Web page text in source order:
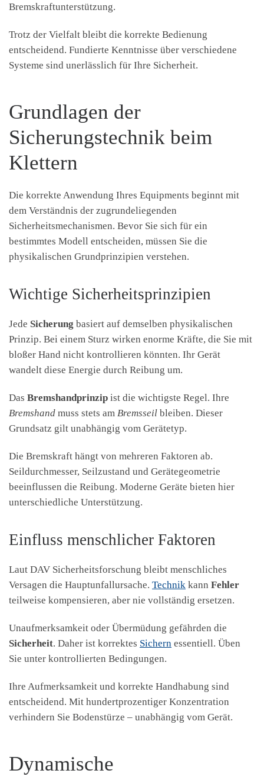
Bremskraftunterstützung.
Trotz der Vielfalt bleibt die korrekte Bedienung
entscheidend. Fundierte Kenntnisse über verschiedene
Systeme sind unerlässlich für Ihre Sicherheit.
Grundlagen der
Sicherungstechnik beim
Klettern
Die korrekte Anwendung Ihres Equipments beginnt mit
dem Verständnis der zugrundeliegenden
Sicherheitsmechanismen. Bevor Sie sich für ein
bestimmtes Modell entscheiden, müssen Sie die
physikalischen Grundprinzipien verstehen.
Wichtige Sicherheitsprinzipien
Jede Sicherung basiert auf demselben physikalischen
Prinzip. Bei einem Sturz wirken enorme Kräfte, die Sie mit
bloßer Hand nicht kontrollieren könnten. Ihr Gerät
wandelt diese Energie durch Reibung um.
Das Bremshandprinzip ist die wichtigste Regel. Ihre
Bremshand muss stets am Bremsseil bleiben. Dieser
Grundsatz gilt unabhängig vom Gerätetyp.
Die Bremskraft hängt von mehreren Faktoren ab.
Seildurchmesser, Seilzustand und Gerätegeometrie
beeinflussen die Reibung. Moderne Geräte bieten hier
unterschiedliche Unterstützung.
Einfluss menschlicher Faktoren
Laut DAV Sicherheitsforschung bleibt menschliches
Versagen die Hauptunfallursache. Technik kann Fehler
teilweise kompensieren, aber nie vollständig ersetzen.
Unaufmerksamkeit oder Übermüdung gefährden die
Sicherheit. Daher ist korrektes Sichern essentiell. Üben
Sie unter kontrollierten Bedingungen.
Ihre Aufmerksamkeit und korrekte Handhabung sind
entscheidend. Mit hundertprozentiger Konzentration
verhindern Sie Bodenstürze – unabhängig vom Gerät.
Dynamische